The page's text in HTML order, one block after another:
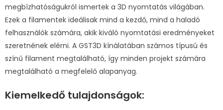
megbízhatóságukról ismertek a 3D nyomtatás világában.
Ezek a filamentek ideálisak mind a kezdő, mind a haladó
felhasználók számára, akik kiváló nyomtatási eredményeket
szeretnének elérni. A GST3D kínálatában számos típusú és
színű filament megtalálható, így minden projekt számára
megtalálható a megfelelő alapanyag.
Kiemelkedő tulajdonságok: